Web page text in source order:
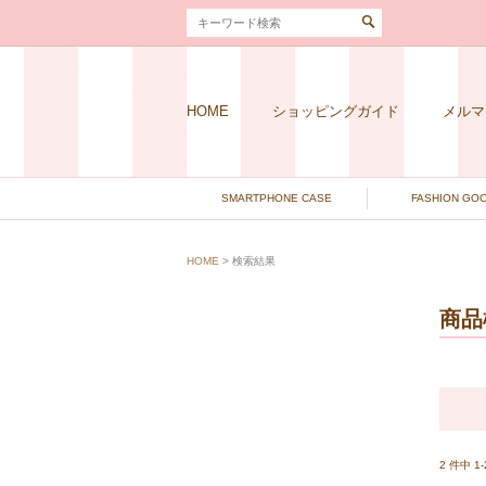
HOME ショッピングガイド メル
SMARTPHONE CASE FASHION
HOME > 検索結果
商
2 件中